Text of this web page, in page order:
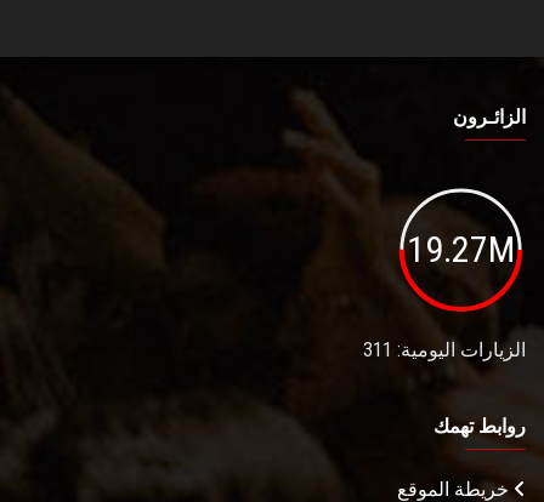
الزائـرون
19.27M
الزيارات اليومية: 311
روابط تهمك
خريطة الموقع